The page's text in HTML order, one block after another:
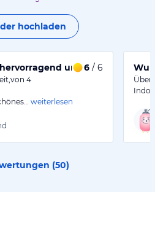
hochladen
und entspannend.
6 / 6
4
weiterlesen
(50)